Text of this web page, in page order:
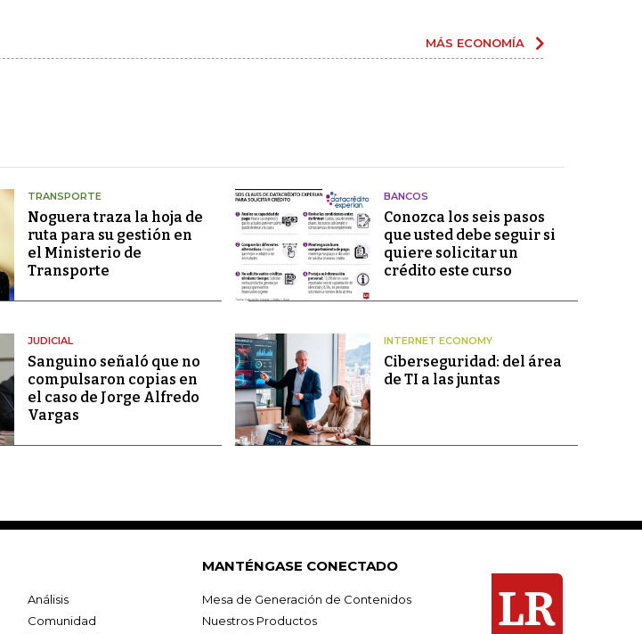
MÁS ECONOMÍA
TRANSPORTE
Noguera traza la hoja de
ruta para su gestión en
el Ministerio de
Transporte
BANCOS
Conozca los seis pasos
que usted debe seguir si
quiere solicitar un
crédito este curso
JUDICIAL
Sanguino señaló que no
compulsaron copias en
el caso de Jorge Alfredo
Vargas
INTERNET ECONOMY
Ciberseguridad: del área
de TI a las juntas
Análisis
Comunidad
MANTÉNGASE CONECTADO
Mesa de Generación de Contenidos
Nuestros Productos